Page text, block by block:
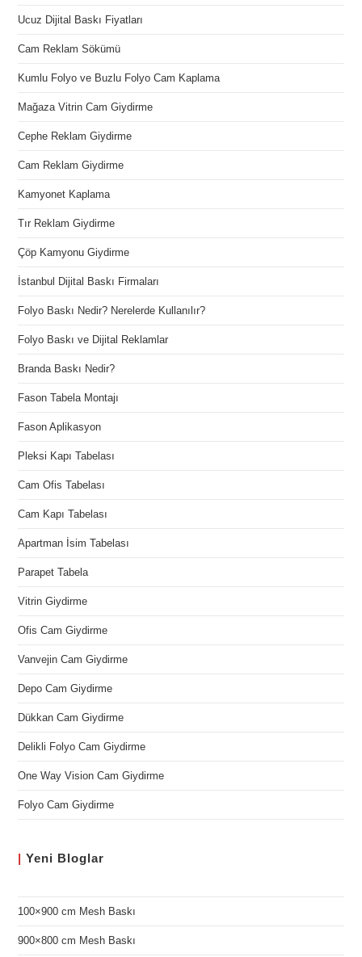
Ucuz Dijital Baskı Fiyatları
Cam Reklam Sökümü
Kumlu Folyo ve Buzlu Folyo Cam Kaplama
Mağaza Vitrin Cam Giydirme
Cephe Reklam Giydirme
Cam Reklam Giydirme
Kamyonet Kaplama
Tır Reklam Giydirme
Çöp Kamyonu Giydirme
İstanbul Dijital Baskı Firmaları
Folyo Baskı Nedir? Nerelerde Kullanılır?
Folyo Baskı ve Dijital Reklamlar
Branda Baskı Nedir?
Fason Tabela Montajı
Fason Aplikasyon
Pleksi Kapı Tabelası
Cam Ofis Tabelası
Cam Kapı Tabelası
Apartman İsim Tabelası
Parapet Tabela
Vitrin Giydirme
Ofis Cam Giydirme
Vanvejin Cam Giydirme
Depo Cam Giydirme
Dükkan Cam Giydirme
Delikli Folyo Cam Giydirme
One Way Vision Cam Giydirme
Folyo Cam Giydirme
| Yeni Bloglar
100×900 cm Mesh Baskı
900×800 cm Mesh Baskı